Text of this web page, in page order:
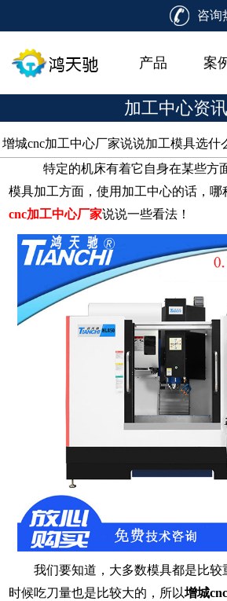
咨询
产品 案
加工中心资讯
增城cnc加工中心厂家说说加工模具选什
特定的机床有着它自身在某些方
模具加工方面，使用加工中心的话，哪
cnc加工中心厂家说说一些看法！
我们要知道，大多数模具都是比较
时候吃刀量也是比较大的，所以增城